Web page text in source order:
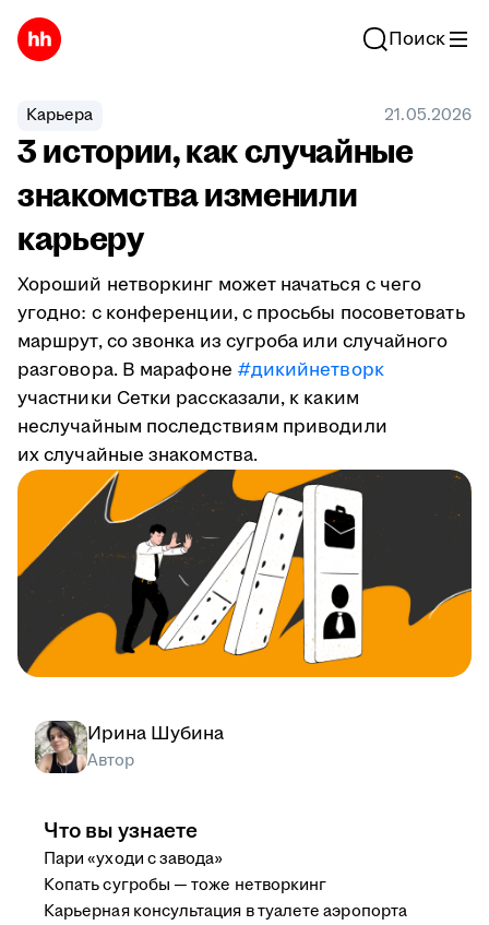
Поиск
Карьера 21.05.2026
3 истории, как случайные
знакомства изменили
карьеру
Хороший нетворкинг может начаться с чего
угодно: с конференции, с просьбы посоветовать
маршрут, со звонка из сугроба или случайного
разговора. В марафоне #дикийнетворк
участники Сетки рассказали, к каким
неслучайным последствиям приводили
их случайные знакомства.
Ирина Шубина
Автор
Что вы узнаете
Пари «уходи с завода»
Копать сугробы — тоже нетворкинг
Карьерная консультация в туалете аэропорта